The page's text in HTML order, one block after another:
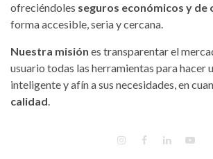
ofreciéndoles seguros económicos y de
forma accesible, seria y cercana.
Nuestra misión es transparentar el
usuario todas las herramientas para hacer
inteligente y afín a sus necesidades, en
calidad.
INSTAGRAM
FACEBOOK